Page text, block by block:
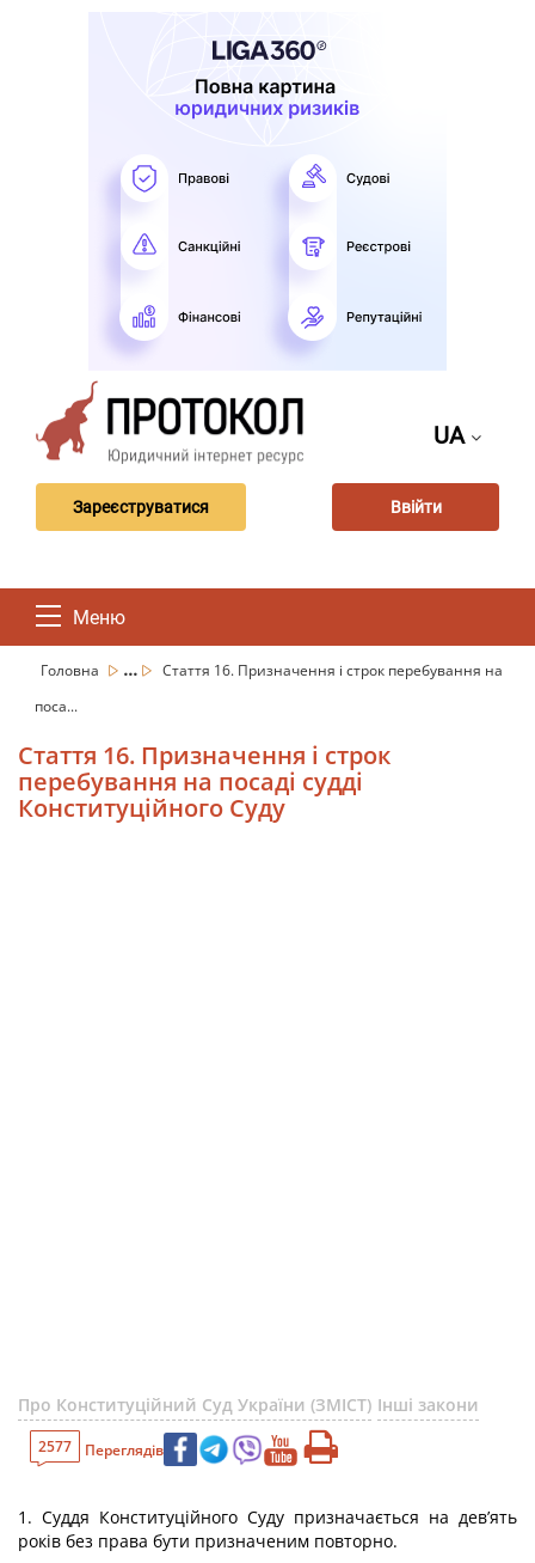
UA
Зареєструватися Ввійти
Меню
Головна ...
Стаття 16. Призначення і строк перебування на
поса...
Стаття 16. Призначення і строк
перебування на посаді судді
Конституційного Суду
Про Конституційний Суд України (ЗМІСТ) Інші закони
2577 Переглядів
1. Суддя Конституційного Суду призначається на дев’ять
років без права бути призначеним повторно.